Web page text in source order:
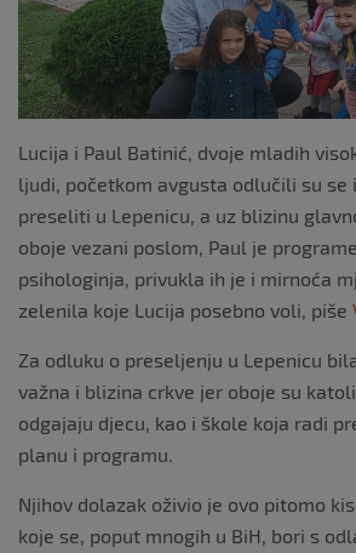
Lucija i Paul Batinić, dvoje mladih
ljudi, početkom avgusta odlučili su se
preseliti u Lepenicu, a uz blizinu
oboje vezani poslom, Paul je
psihologinja, privukla ih je i mirnoća
zelenila koje Lucija posebno voli, piše
Za odluku o preseljenju u Lepenicu
važna i blizina crkve jer oboje su
odgajaju djecu, kao i škole koja radi
planu i programu.
Njihov dolazak oživio je ovo pitomo
koje se, poput mnogih u BiH, bori s